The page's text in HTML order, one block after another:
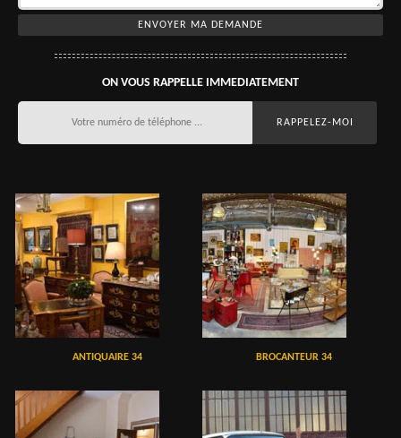
ON VOUS RAPPELLE IMMEDIATEMENT
ANTIQUAIRE 34 BROCANTEUR 34